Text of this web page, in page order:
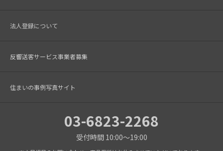
法人登録について
反響送客サービス事業者募集
住まいの事例写真サイト
03-6823-2268
受付時間 10:00～19:00